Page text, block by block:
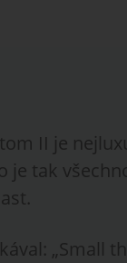
II je
je tak
„Small